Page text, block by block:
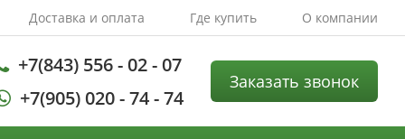
Доставка и оплата Где купить О компании
+7(843) 556 - 02 - 07
+7(905) 020 - 74 - 74
Заказать звонок